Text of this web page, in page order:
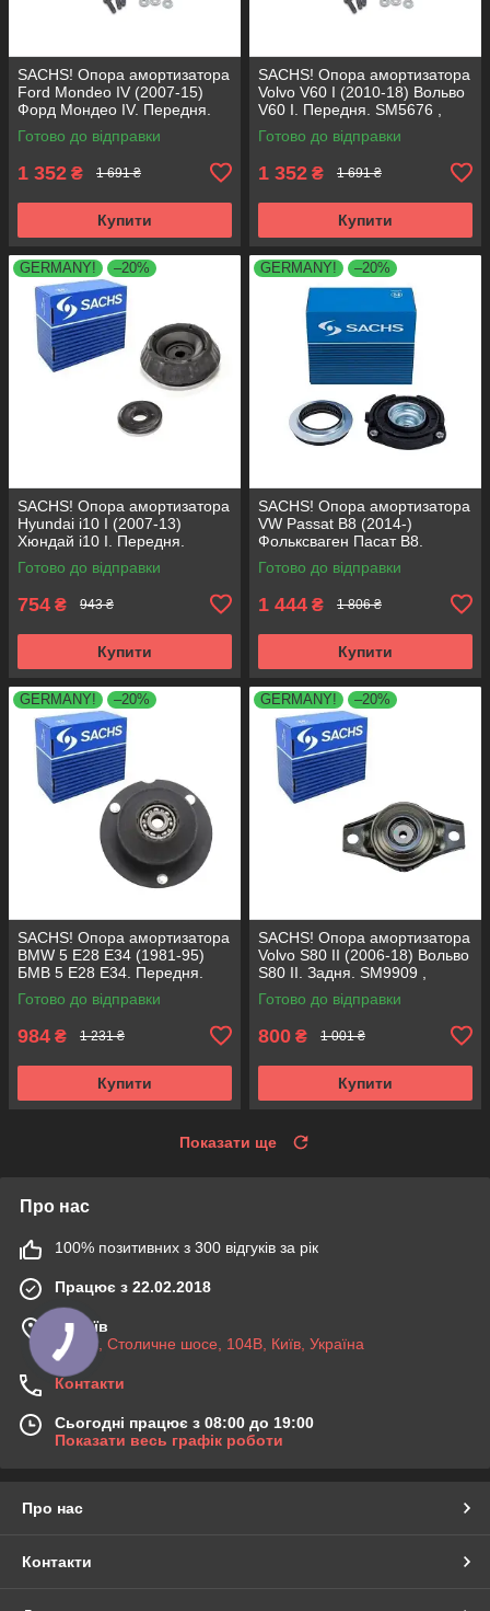
SACHS! Опора амортизатора
Ford Mondeo IV (2007-15)
Форд Мондео IV. Передня.
SM5676 , 803053 , KB652.30
Готово до відправки
1 352 ₴ 1 691 ₴
Купити
SACHS! Опора амортизатора
Volvo V60 I (2010-18) Вольво
V60 I. Передня. SM5676 ,
803053 , KB652.30
Готово до відправки
1 352 ₴ 1 691 ₴
Купити
GERMANY! –20%
SACHS! Опора амортизатора
Hyundai i10 I (2007-13)
Хюндай i10 I. Передня.
SM5818 , 801063 , KB689.27 ,
VKDA88511
Готово до відправки
754 ₴ 943 ₴
Купити
GERMANY! –20%
SACHS! Опора амортизатора
VW Passat B8 (2014-)
Фольксваген Пасат B8.
Передня. 803024 , KB657.27 ,
VKDA35167
Готово до відправки
1 444 ₴ 1 806 ₴
Купити
GERMANY! –20%
SACHS! Опора амортизатора
BMW 5 E28 E34 (1981-95)
БМВ 5 Е28 Е34. Передня.
SM1000 , 803151 , KB650.00 ,
VKDC35801
Готово до відправки
984 ₴ 1 231 ₴
Купити
GERMANY! –20%
SACHS! Опора амортизатора
Volvo S80 II (2006-18) Вольво
S80 II. Задня. SM9909 ,
802416 , KB952.10 ,
VKDA40436
Готово до відправки
800 ₴ 1 001 ₴
Купити
Показати ще
Про нас
100% позитивних з 300 відгуків за рік
Працює з 22.02.2018
м. Київ
03045, Столичне шосе, 104B, Київ, Україна
Контакти
Сьогодні працює з 08:00 до 19:00
Показати весь графік роботи
Про нас
Контакти